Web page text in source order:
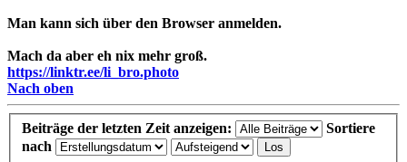
Man kann sich über den Browser anmelden.
Mach da aber eh nix mehr groß.
https://linktr.ee/li_bro.photo
Nach oben
Beiträge der letzten Zeit anzeigen:
Sortiere
nach